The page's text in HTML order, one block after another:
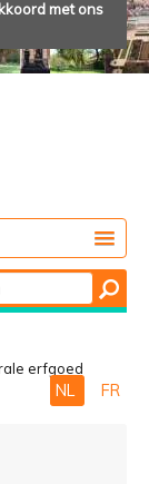
met ons
erfgoed
NL FR